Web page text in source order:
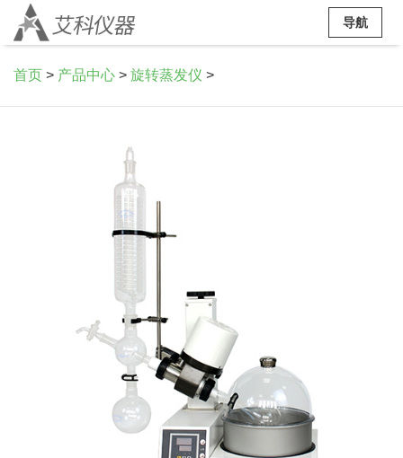
导航
首页 > 产品中心 > 旋转蒸发仪 >